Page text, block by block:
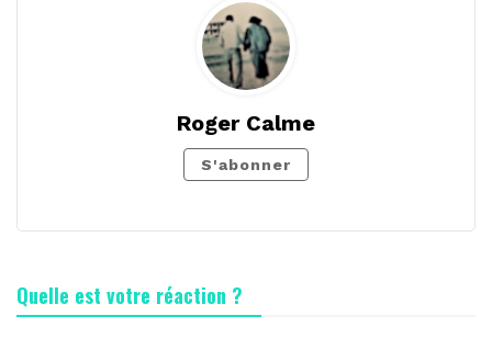
Roger Calme
S'abonner
Quelle est votre réaction ?